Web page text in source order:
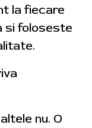
la fiecare
si foloseste
nu. O